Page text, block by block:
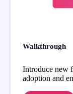
Walkthrough
Introduce new
adoption and